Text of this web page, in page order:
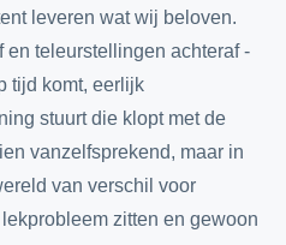
leveren wat wij beloven.
en teleurstellingen achteraf -
tijd komt, eerlijk
stuurt die klopt met de
vanzelfsprekend, maar in
van verschil voor
zitten en gewoon